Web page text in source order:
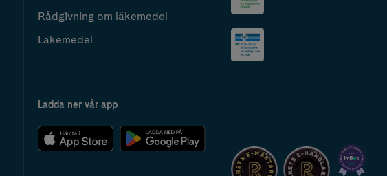
Rådgivning om läkemedel
Läkemedel
Ladda ner vår app